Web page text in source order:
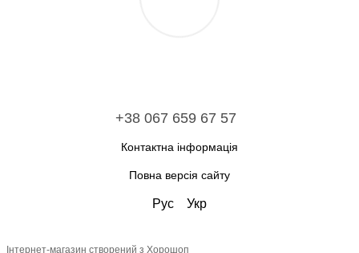
+38 067 659 67 57
Контактна інформація
Повна версія сайту
Рус Укр
Інтернет-магазин створений з Хорошоп